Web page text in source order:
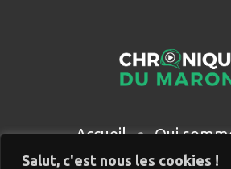
Salut, c'est nous les cookies !
Accueil
Qui
Partenaires